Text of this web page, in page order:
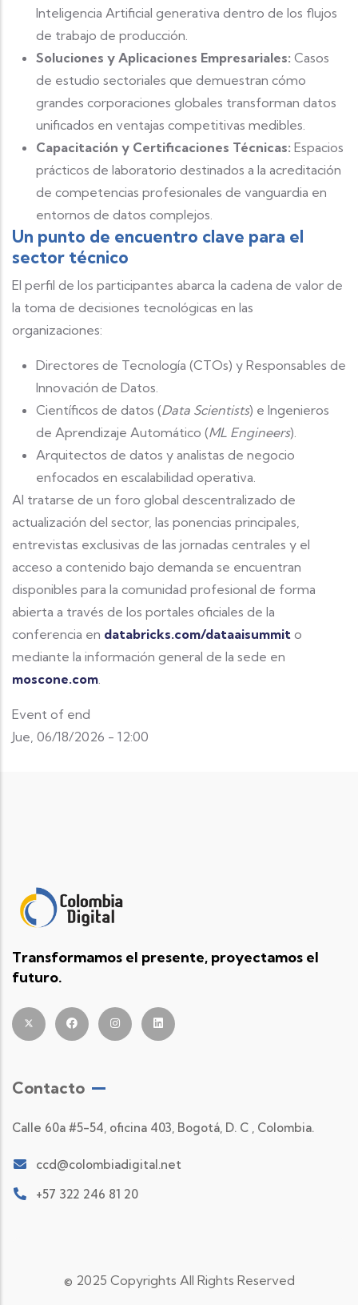
Inteligencia Artificial generativa dentro de los flujos
de trabajo de producción.
Soluciones y Aplicaciones Empresariales: Casos
de estudio sectoriales que demuestran cómo
grandes corporaciones globales transforman datos
unificados en ventajas competitivas medibles.
Capacitación y Certificaciones Técnicas: Espacios
prácticos de laboratorio destinados a la acreditación
de competencias profesionales de vanguardia en
entornos de datos complejos.
Un punto de encuentro clave para el
sector técnico
El perfil de los participantes abarca la cadena de valor de
la toma de decisiones tecnológicas en las
organizaciones:
Directores de Tecnología (CTOs) y Responsables de
Innovación de Datos.
Científicos de datos (Data Scientists) e Ingenieros
de Aprendizaje Automático (ML Engineers).
Arquitectos de datos y analistas de negocio
enfocados en escalabilidad operativa.
Al tratarse de un foro global descentralizado de
actualización del sector, las ponencias principales,
entrevistas exclusivas de las jornadas centrales y el
acceso a contenido bajo demanda se encuentran
disponibles para la comunidad profesional de forma
abierta a través de los portales oficiales de la
conferencia en databricks.com/dataaisummit o
mediante la información general de la sede en
moscone.com.
Event of end
Jue, 06/18/2026 - 12:00
Transformamos el presente, proyectamos el
futuro.
Contacto
Calle 60a #5-54, oficina 403, Bogotá, D. C , Colombia.
ccd@colombiadigital.net
+57 322 246 81 20
© 2025 Copyrights All Rights Reserved